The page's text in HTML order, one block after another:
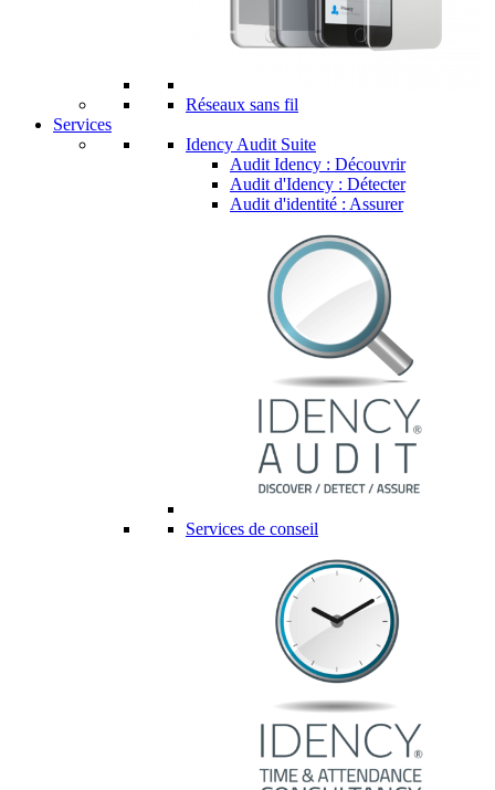
Réseaux sans fil
Services
Idency Audit Suite
Audit Idency : Découvrir
Audit d'Idency : Détecter
Audit d'identité : Assurer
Services de conseil